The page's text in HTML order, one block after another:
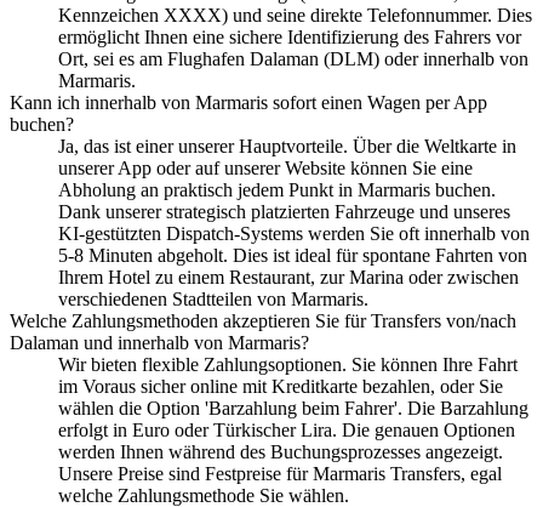
Kennzeichen XXXX) und seine direkte Telefonnummer. Dies
ermöglicht Ihnen eine sichere Identifizierung des Fahrers vor
Ort, sei es am Flughafen Dalaman (DLM) oder innerhalb von
Marmaris.
Kann ich innerhalb von Marmaris sofort einen Wagen per App
buchen?
Ja, das ist einer unserer Hauptvorteile. Über die Weltkarte in
unserer App oder auf unserer Website können Sie eine
Abholung an praktisch jedem Punkt in Marmaris buchen.
Dank unserer strategisch platzierten Fahrzeuge und unseres
KI-gestützten Dispatch-Systems werden Sie oft innerhalb von
5-8 Minuten abgeholt. Dies ist ideal für spontane Fahrten von
Ihrem Hotel zu einem Restaurant, zur Marina oder zwischen
verschiedenen Stadtteilen von Marmaris.
Welche Zahlungsmethoden akzeptieren Sie für Transfers von/nach
Dalaman und innerhalb von Marmaris?
Wir bieten flexible Zahlungsoptionen. Sie können Ihre Fahrt
im Voraus sicher online mit Kreditkarte bezahlen, oder Sie
wählen die Option 'Barzahlung beim Fahrer'. Die Barzahlung
erfolgt in Euro oder Türkischer Lira. Die genauen Optionen
werden Ihnen während des Buchungsprozesses angezeigt.
Unsere Preise sind Festpreise für Marmaris Transfers, egal
welche Zahlungsmethode Sie wählen.